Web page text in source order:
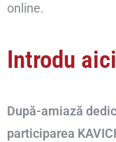
online.
Introdu
După-amiază
participarea